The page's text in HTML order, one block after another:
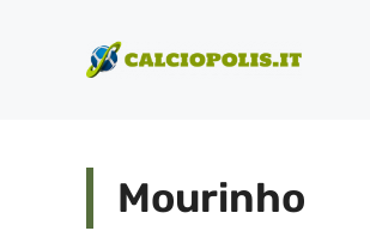
contenuto
Mourinho